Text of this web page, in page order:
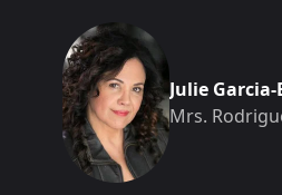
Julie
Mrs.